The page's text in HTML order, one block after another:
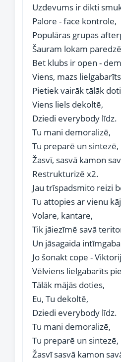
Uzdevums ir dikti
Palore - face kontrole,
Populāras grupas
Šauram lokam
Bet klubs ir open -
Viens, mazs
Pietiek vairāk tālāk
Viens liels dekoltē,
Dziedi everybody līdz.
Tu mani demoralizē,
Tu preparē un sintezē,
Žasvī, sasvā kamon
Restrukturizē x2.
Jau trīspadsmito reizi
Tu attopies ar vienu
Volare, kantare,
Tik jāiezīmē savā
Un jāsagaida
Jo šonakt cope -
Vēlviens lielgabarīts
Tālāk mājās doties,
Eu, Tu dekoltē,
Dziedi everybody līdz.
Tu mani demoralizē,
Tu preparē un sintezē,
Žasvī sasvā kamon